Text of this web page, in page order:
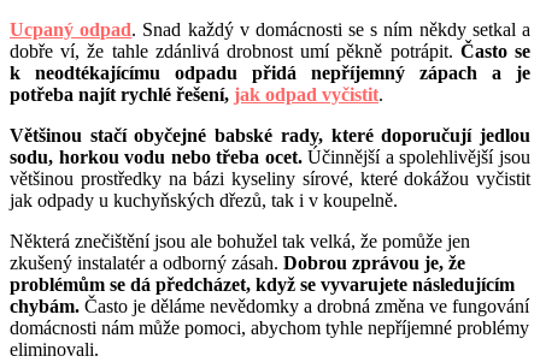
Ucpaný odpad. Snad každý v domácnosti se s ním někdy setkal a
dobře ví, že tahle zdánlivá drobnost umí pěkně potrápit. Často se
k neodtékajícímu odpadu přidá nepříjemný zápach a je
potřeba najít rychlé řešení, jak odpad vyčistit.
Většinou stačí obyčejné babské rady, které doporučují jedlou
sodu, horkou vodu nebo třeba ocet.Účinnější a spolehlivější jsou
většinou prostředky na bázi kyseliny sírové, které dokážou vyčistit
jak odpady u kuchyňských dřezů, tak i v koupelně.
Některá znečištění jsou ale bohužel tak velká, že pomůže jen
zkušený instalatér a odborný zásah. Dobrou zprávou je, že
problémům se dá předcházet, když se vyvarujete následujícím
chybám. Často je děláme nevědomky a drobná změna ve fungování
domácnosti nám může pomoci, abychom tyhle nepříjemné problémy
eliminovali.